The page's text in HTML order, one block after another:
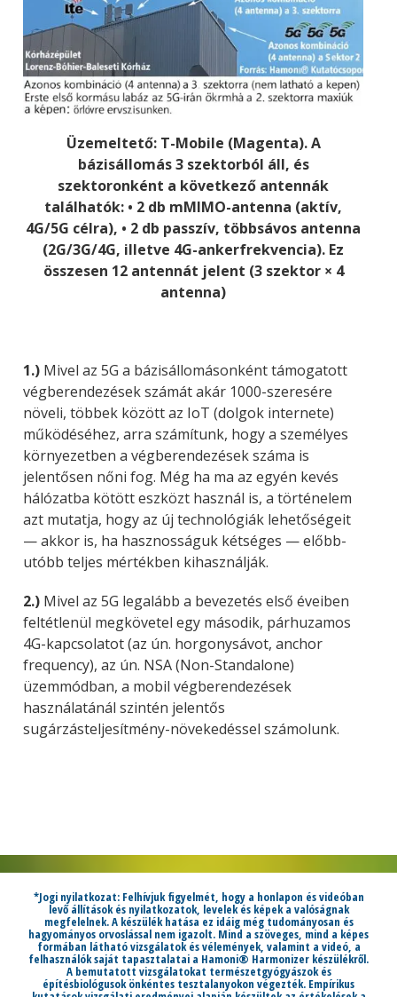
Üzemeltető: T-Mobile (Magenta). A
bázisállomás 3 szektorból áll, és
szektoronként a következő antennák
találhatók: • 2 db mMIMO-antenna (aktív,
4G/5G célra), • 2 db passzív, több­sávos antenna
(2G/3G/4G, illetve 4G-ankerfrekvencia). Ez
összesen 12 antennát jelent (3 szektor × 4
antenna)
1.) Mivel az 5G a bázisállomásonként támogatott
végberendezések számát akár 1000-szeresére
növeli, többek között az IoT (dolgok internete)
működéséhez, arra számítunk, hogy a személyes
környezetben a végberendezések száma is
jelentősen nőni fog. Még ha ma az egyén kevés
hálózatba kötött eszközt használ is, a történelem
azt mutatja, hogy az új technológiák lehetőségeit
— akkor is, ha hasznosságuk kétséges — előbb-
utóbb teljes mértékben kihasználják.
2.) Mivel az 5G legalább a bevezetés első éveiben
feltétlenül megkövetel egy második, párhuzamos
4G-kapcsolatot (az ún. horgonysávot, anchor
frequency), az ún. NSA (Non-Standalone)
üzemmódban, a mobil végberendezések
használatánál szintén jelentős
sugárzásteljesítmény-növekedéssel számolunk.
*Jogi nyilatkozat: Felhívjuk figyelmét, hogy a honlapon és videóban
levő állítások és nyilatkozatok, levelek és képek a valóságnak
megfelelnek. A készülék hatása ez idáig még tudományosan és
hagyományos orvoslással nem igazolt. Mind a szöveges, mind a képes
formában látható vizsgálatok és vélemények, valamint a videó, a
felhasználók saját tapasztalatai a Hamoni® Harmonizer készülékről.
A bemutatott vizsgálatokat természetgyógyászok és
építésbiológusok önkéntes tesztalanyokon végezték. Empírikus